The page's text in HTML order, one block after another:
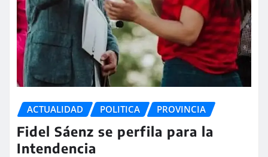
ACTUALIDAD POLITICA PROVINCIA
Fidel Sáenz se perfila para la
Intendencia